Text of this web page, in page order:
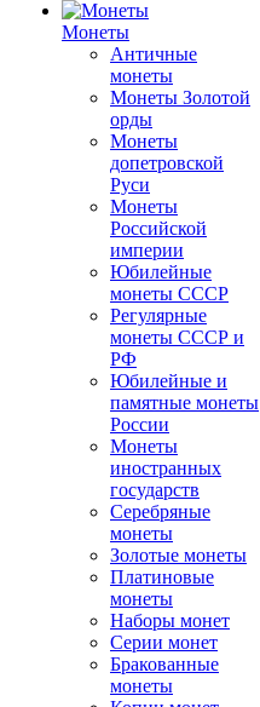
Монеты
Античные
монеты
Монеты Золотой
орды
Монеты
допетровской
Руси
Монеты
Российской
империи
Юбилейные
монеты СССР
Регулярные
монеты СССР и
РФ
Юбилейные и
памятные монеты
России
Монеты
иностранных
государств
Серебряные
монеты
Золотые монеты
Платиновые
монеты
Наборы монет
Серии монет
Бракованные
монеты